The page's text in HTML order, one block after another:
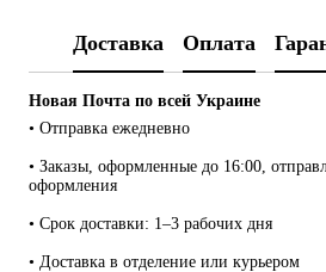
Доставка Оплата
Новая Почта по всей Украине
• Отправка ежедневно
• Заказы, оформленные до 16:00,
оформления
• Срок доставки: 1–3 рабочих дня
• Доставка в отделение или курьером